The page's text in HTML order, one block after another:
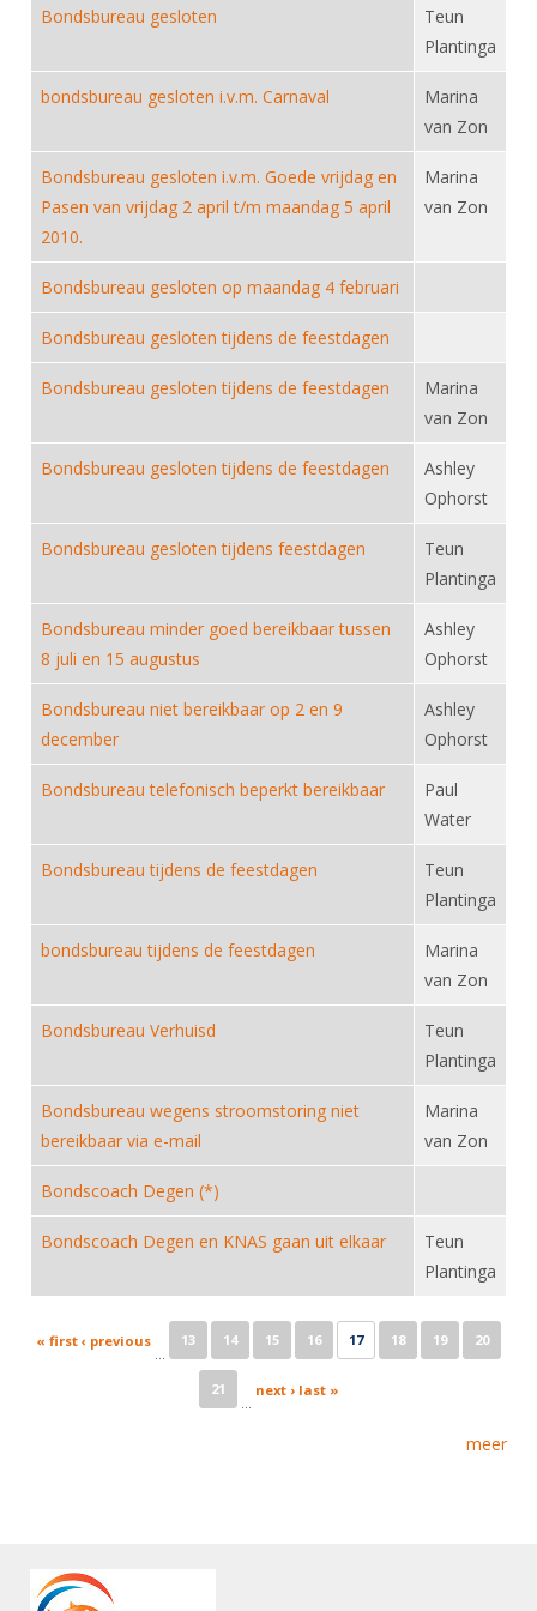
Website
Handleiding
Organisatie
Commissies
Ereleden
Leden van Verdiensten
Vacatures
Contact
Medewerkers
Formulieren
Alle Verenigingen
Verenigingsondersteuning
Witte Vlekkenplan
Oprichting Vereniging
Inschrijven
Schermpaspoort
Rolstoelschermen
Wedstrijdkalender
KNAS Keurmerk
JPT
Wedstrijdorganisatie
Nieuws
Aanvragen van scheidsrechters
Scheidsrechterslijst
Import inschrijvingen uit Nahouw
SBT
Atletencommissie
Internationale Titeltoernooien
Internationale aanmeldingen
Voor coaches en leraren
Nieuws
Nationale opleidingen
Internationale opleidingen
Opleidingen
Leraar
Voor scheidsrechters
Scheidsrechterslijst
Opleidingen
Tuchtzaken
Infotheek
ALV
Touché
Nieuws
NK organiseren
Bondsbureau gesloten
Teun
Plantinga
bondsbureau gesloten i.v.m. Carnaval
Marina
van Zon
Bondsbureau gesloten i.v.m. Goede vrijdag en
Pasen van vrijdag 2 april t/m maandag 5 april
2010.
Marina
van Zon
Bondsbureau gesloten op maandag 4 februari
Bondsbureau gesloten tijdens de feestdagen
Bondsbureau gesloten tijdens de feestdagen
Marina
van Zon
Bondsbureau gesloten tijdens de feestdagen
Ashley
Ophorst
Bondsbureau gesloten tijdens feestdagen
Teun
Plantinga
Bondsbureau minder goed bereikbaar tussen
8 juli en 15 augustus
Ashley
Ophorst
Bondsbureau niet bereikbaar op 2 en 9
december
Ashley
Ophorst
Bondsbureau telefonisch beperkt bereikbaar
Paul
Water
Bondsbureau tijdens de feestdagen
Teun
Plantinga
bondsbureau tijdens de feestdagen
Marina
van Zon
Bondsbureau Verhuisd
Teun
Plantinga
Bondsbureau wegens stroomstoring niet
bereikbaar via e-mail
Marina
van Zon
Bondscoach Degen (*)
Bondscoach Degen en KNAS gaan uit elkaar
Teun
Plantinga
Pages
« first ‹ previous
…
13 14 15 16 17 18 19 20
21
…
next › last »
meer